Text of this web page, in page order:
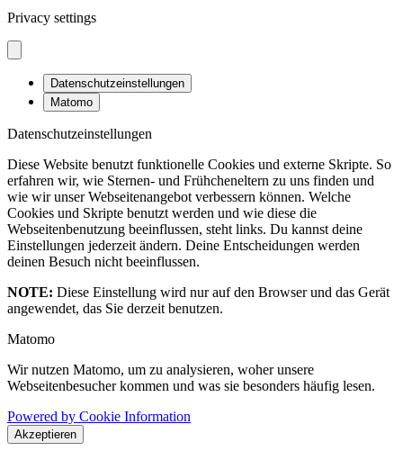
Privacy settings
Datenschutzeinstellungen
Matomo
Datenschutzeinstellungen
Diese Website benutzt funktionelle Cookies und externe Skripte. So
erfahren wir, wie Sternen- und Frühcheneltern zu uns finden und
wie wir unser Webseitenangebot verbessern können. Welche
Cookies und Skripte benutzt werden und wie diese die
Webseitenbenutzung beeinflussen, steht links. Du kannst deine
Einstellungen jederzeit ändern. Deine Entscheidungen werden
deinen Besuch nicht beeinflussen.
NOTE: Diese Einstellung wird nur auf den Browser und das Gerät
angewendet, das Sie derzeit benutzen.
Matomo
Wir nutzen Matomo, um zu analysieren, woher unsere
Webseitenbesucher kommen und was sie besonders häufig lesen.
Powered by Cookie Information
Akzeptieren